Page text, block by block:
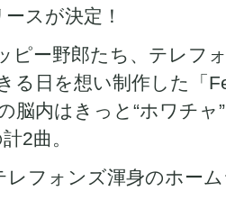
スが決定！
ピー野郎たち、テレフ
る日を想い制作した「
脳内はきっと“ホワチャ
2曲。
レフォンズ渾身のホー